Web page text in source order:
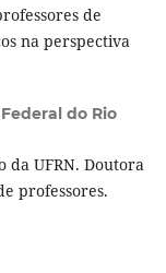
de
na perspectiva
do Rio
da UFRN. Doutora
professores.